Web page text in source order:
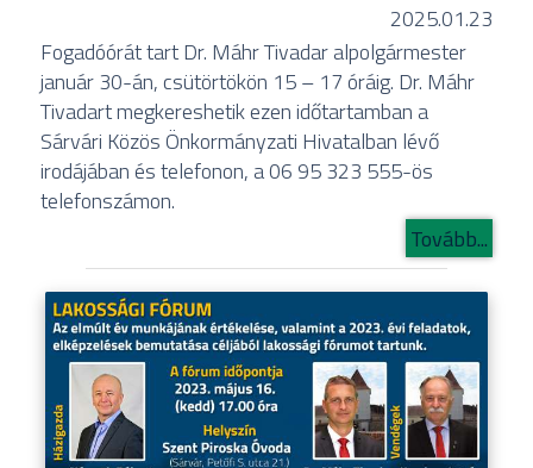
2025.01.23
Fogadóórát tart Dr. Máhr Tivadar alpolgármester
január 30-án, csütörtökön 15 – 17 óráig. Dr. Máhr
Tivadart megkereshetik ezen időtartamban a
Sárvári Közös Önkormányzati Hivatalban lévő
irodájában és telefonon, a 06 95 323 555-ös
telefonszámon.
Tovább...